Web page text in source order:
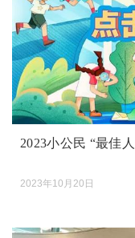
2023小公民 “最佳
2023年10月20日